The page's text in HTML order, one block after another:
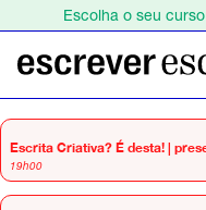
Escolha o seu
Escolha o seu
setembro 2026
Escrita Criativa? É desta! |
19h00